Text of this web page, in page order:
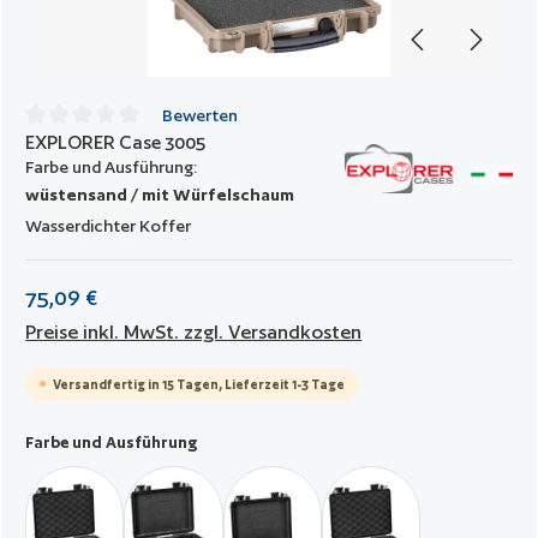
Durchschnittliche Bewertung von 0 von 5 Sternen
Bewerten
EXPLORER Case 3005
Farbe und Ausführung:
wüstensand / mit Würfelschaum
Wasserdichter Koffer
75,09 €
Preise inkl. MwSt. zzgl. Versandkosten
Versandfertig in 15 Tagen, Lieferzeit 1-3 Tage
Farbe und Ausführungauswählen